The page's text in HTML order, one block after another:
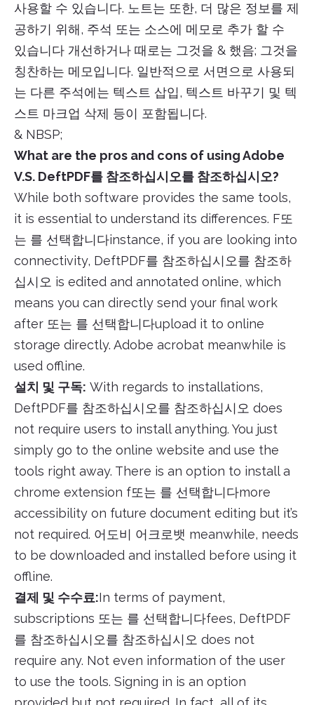
사용할 수 있습니다. 노트는 또한, 더 많은 정보를 제
공하기 위해, 주석 또는 소스에 메모로 추가 할 수
있습니다 개선하거나 때로는 그것을 & 했음; 그것을
칭찬하는 메모입니다. 일반적으로 서면으로 사용되
는 다른 주석에는 텍스트 삽입, 텍스트 바꾸기 및 텍
스트 마크업 삭제 등이 포함됩니다.
& NBSP;
What are the pros and cons of using Adobe
V.S. DeftPDF를 참조하십시오를 참조하십시오?
While both software provides the same tools,
it is essential to understand its differences. F또
는 를 선택합니다instance, if you are looking into
connectivity, DeftPDF를 참조하십시오를 참조하
십시오 is edited and annotated online, which
means you can directly send your final work
after 또는 를 선택합니다upload it to online
storage directly. Adobe acrobat meanwhile is
used offline.
설치 및 구독: With regards to installations,
DeftPDF를 참조하십시오를 참조하십시오 does
not require users to install anything. You just
simply go to the online website and use the
tools right away. There is an option to install a
chrome extension f또는 를 선택합니다more
accessibility on future document editing but it’s
not required. 어도비 어크로뱃 meanwhile, needs
to be downloaded and installed before using it
offline.
결제 및 수수료:In terms of payment,
subscriptions 또는 를 선택합니다fees, DeftPDF
를 참조하십시오를 참조하십시오 does not
require any. Not even information of the user
to use the tools. Signing in is an option